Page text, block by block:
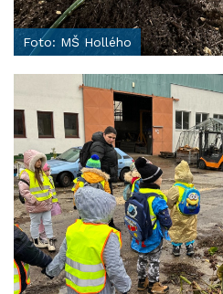
Foto: MŠ Hollého